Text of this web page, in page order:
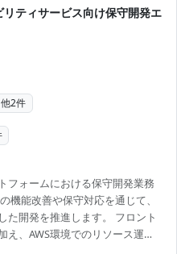
経験 テスト...
ティサービス向け保守開発エ
他2件
フォームにおける保守開発業務
機能改善や保守対応を通じて、
た開発を推進します。 フロント
え、AWS環境でのリソース運